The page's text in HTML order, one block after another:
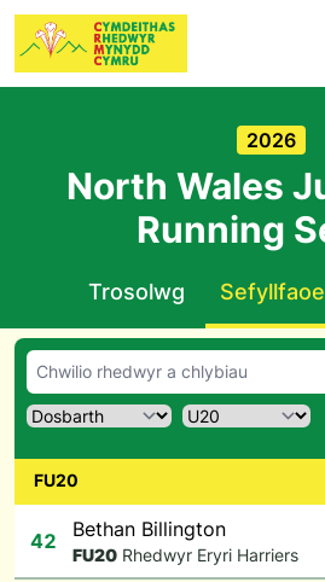
2026
North Wales
Running
Trosolwg
FU20
42 Bethan Billington
FU20 Rhedwyr Eryri Harriers